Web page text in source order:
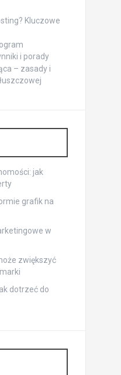
Kluczowe
i porady
– zasady i
jak
grafik na
w
zwiększyć
dotrzeć do